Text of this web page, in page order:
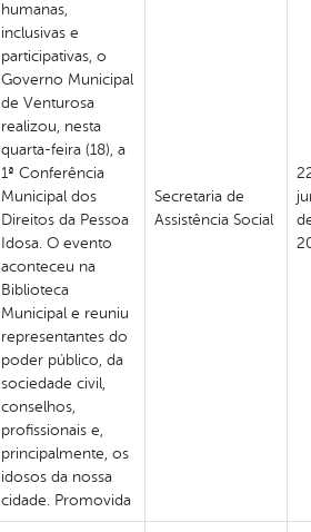
humanas,
inclusivas e
participativas, o
Governo Municipal
de Venturosa
realizou, nesta
quarta-feira (18), a
1ª Conferência
Municipal dos
Direitos da Pessoa
Idosa. O evento
aconteceu na
Biblioteca
Municipal e reuniu
representantes do
poder público, da
sociedade civil,
conselhos,
profissionais e,
principalmente, os
idosos da nossa
cidade. Promovida
Secretaria de
Assistência Social